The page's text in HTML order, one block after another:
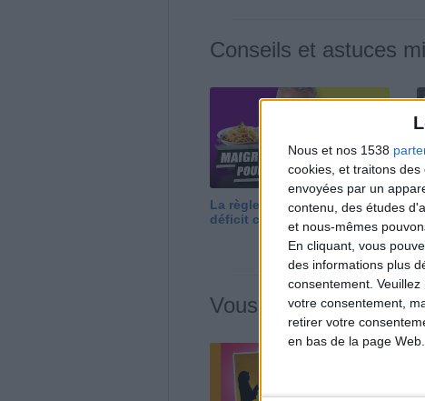
Nous et nos 1538
cookies, et traitons
envoyées par un
contenu, des études
et nous-mêmes
En cliquant, vous
des informations plus
consentement.
votre consentement,
retirer votre
en bas de la page Web.
Conseils et astuces
La règle N°1 pour maigrir : le
déficit calorique
Vous m'avez